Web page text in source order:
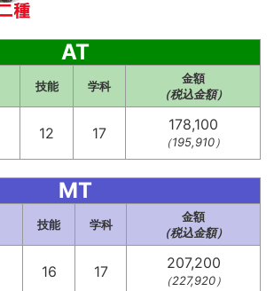
AT
技能 学科
金額
（税込金額）
12 17 178,100
（195,910）
MT
技能 学科
金額
（税込金額）
16 17 207,200
（227,920）